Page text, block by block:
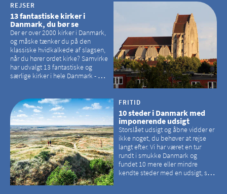
REJSER
13 fantastiske kirker i
Danmark, du bør se
Der er over 2000 kirker i Danmark,
og måske tænker du på den
klassiske hvidkalkede af slagsen,
når du hører ordet kirke? Samvirke
har udvalgt 13 fantastiske og
særlige kirker i hele Danmark - og
hvilke kirker, der er en omvej værd
FRITID
10 steder i Danmark med
imponerende udsigt
Storslået udsigt og åbne vidder er
ikke noget, du behøver at rejse
langt efter. Vi har været en tur
rundt i smukke Danmark og
fundet 10 mere eller mindre
kendte steder med en udsigt, som